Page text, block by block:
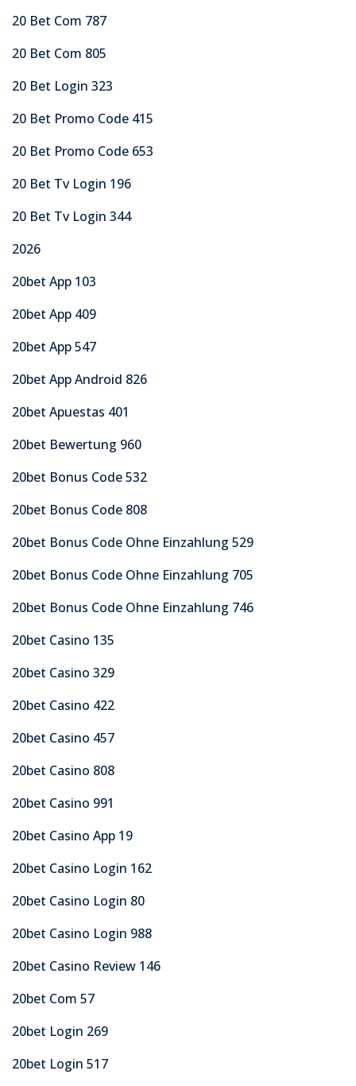
20 Bet Com 787
20 Bet Com 805
20 Bet Login 323
20 Bet Promo Code 415
20 Bet Promo Code 653
20 Bet Tv Login 196
20 Bet Tv Login 344
2026
20bet App 103
20bet App 409
20bet App 547
20bet App Android 826
20bet Apuestas 401
20bet Bewertung 960
20bet Bonus Code 532
20bet Bonus Code 808
20bet Bonus Code Ohne Einzahlung 529
20bet Bonus Code Ohne Einzahlung 705
20bet Bonus Code Ohne Einzahlung 746
20bet Casino 135
20bet Casino 329
20bet Casino 422
20bet Casino 457
20bet Casino 808
20bet Casino 991
20bet Casino App 19
20bet Casino Login 162
20bet Casino Login 80
20bet Casino Login 988
20bet Casino Review 146
20bet Com 57
20bet Login 269
20bet Login 517